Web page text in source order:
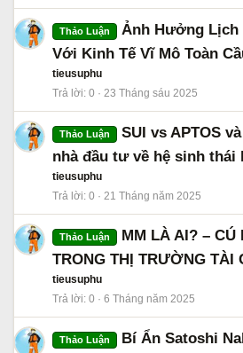
Thảo Luận
Ảnh Hưởng Lịch
Với Kinh Tế Vĩ Mô Toàn
tieusuphu
Trả lời 0 23 Tháng sáu 2025
Thảo Luận
SUI vs APTOS
nhà đầu tư về hệ sinh thái
tieusuphu
Trả lời 0 21 Tháng năm 2025
Thảo Luận
MM LÀ AI? – CÚ
TRONG THỊ TRƯỜNG TÀI
tieusuphu
Trả lời 0 6 Tháng năm 2025
Thảo Luận
Bí Ẩn Satoshi